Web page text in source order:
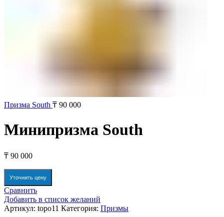
Призма South ₸ 90 000
Минипризма South
₸ 90 000
Уточнить цену
Сравнить
Добавить в список желаний
Артикул: topo11 Категория: Призмы